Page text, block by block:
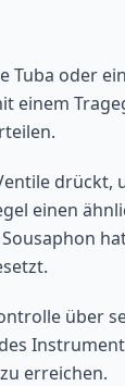
Tuba oder
einem
drückt,
einen
über
erreichen.